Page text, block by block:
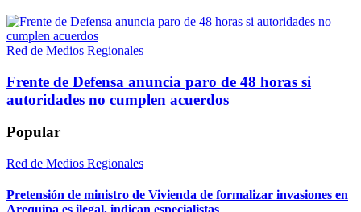
Red de Medios Regionales
Frente de Defensa anuncia paro de 48 horas si
autoridades no cumplen acuerdos
Popular
Red de Medios Regionales
Pretensión de ministro de Vivienda de formalizar invasiones en